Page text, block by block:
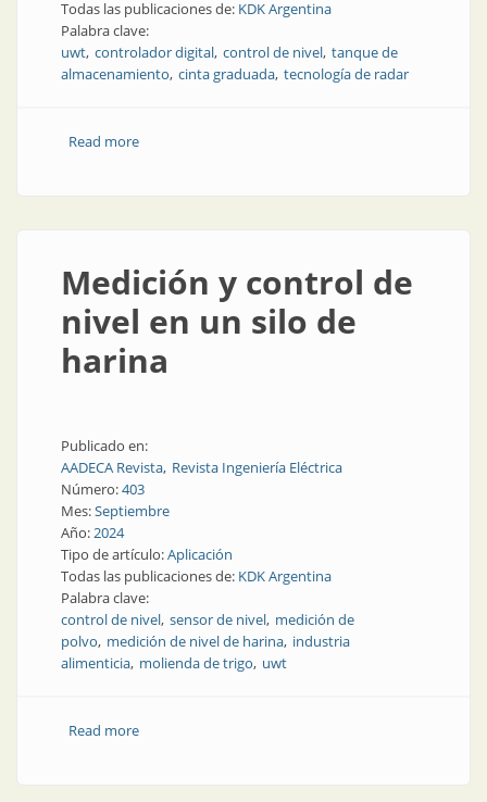
Todas las publicaciones de: KDK Argentina
Palabra clave:
uwt controlador digital control de nivel tanque de
almacenamiento cinta graduada tecnología de radar
Read moreabout Optimización del control de nivel en tanques
Medición y control de
nivel en un silo de
harina
Publicado en:
AADECA Revista Revista Ingeniería Eléctrica
Número:403
Mes:Septiembre
Año:2024
Tipo de artículo:Aplicación
Todas las publicaciones de: KDK Argentina
Palabra clave:
control de nivel sensor de nivel medición de
polvo medición de nivel de harina industria
alimenticia molienda de trigo uwt
Read moreabout Medición y control de nivel en un silo de harina